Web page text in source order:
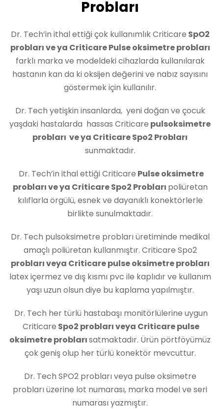
Probları
Dr. Tech’in ithal ettiği çok kullanımlık Criticare SpO2
probları ve ya Criticare Pulse oksimetre probları
farklı marka ve modeldeki cihazlarda kullanılarak
hastanın kan da ki oksijen değerini ve nabız sayısını
göstermek için kullanılır.
Dr. Tech yetişkin insanlarda, yeni doğan ve çocuk
yaşdaki hastalarda hassas Criticare pulsoksimetre
probları ve ya Criticare Spo2 Probları
sunmaktadır.
Dr. Tech’in ithal ettiği Criticare Pulse oksimetre
probları ve ya Criticare Spo2 Probları poliüretan
kılıflarla örgülü, esnek ve dayanıklı konektörlerle
birlikte sunulmaktadır.
Dr. Tech pulsoksimetre probları üretiminde medikal
amaçlı poliüretan kullanmıştır. Criticare Spo2
probları veya Criticare pulse oksimetre probları
latex içermez ve dış kısmı pvc ile kaplıdır ve kullanım
yaşı uzun olsun diye bu kaplama yapılmıştır.
Dr. Tech her türlü hastabaşı monitörlülerine uygun
Criticare Spo2 probları veya Criticare pulse
oksimetre problarısatmaktadır. Ürün pörtföyümüz
çok geniş olup her türlü konektör mevcuttur.
Dr. Tech SPO2 probları veya pulse oksimetre
probları üzerine lot numarası, marka model ve seri
numarası yazmıştır.